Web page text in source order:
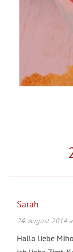
Sarah
24. August 2014
Hallo liebe